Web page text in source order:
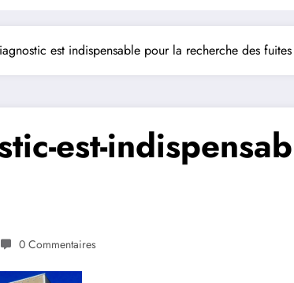
est indispensable pour la recherche des fuites
est-
0 Commentaires